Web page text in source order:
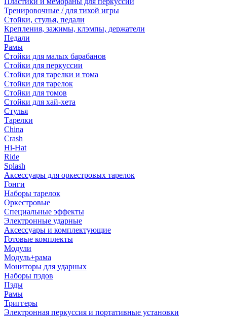
Тренировочные / для тихой игры
Стойки, стулья, педали
Крепления, зажимы, клэмпы, держатели
Педали
Рамы
Стойки для малых барабанов
Стойки для перкуссии
Стойки для тарелки и тома
Стойки для тарелок
Стойки для томов
Стойки для хай-хета
Стулья
Тарелки
China
Crash
Hi-Hat
Ride
Splash
Аксессуары для оркестровых тарелок
Гонги
Наборы тарелок
Оркестровые
Специальные эффекты
Электронные ударные
Аксессуары и комплектующие
Готовые комплекты
Модули
Модуль+рама
Мониторы для ударных
Наборы пэдов
Пэды
Рамы
Триггеры
Электронная перкуссия и портативные установки